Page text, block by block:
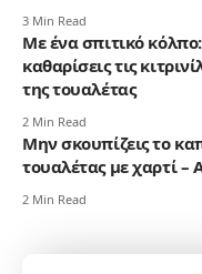
3 Min Read
Με ένα σπιτικό
καθαρίσεις τις
της τουαλέτας
2 Min Read
Μην σκουπίζεις το
τουαλέτας με χαρτί –
2 Min Read